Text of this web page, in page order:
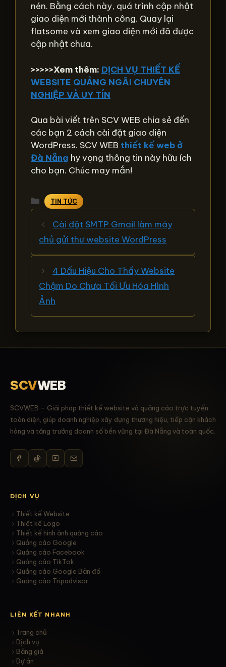
nén. Bằng cách này, quá trình cập nhật
giao diện mới thành công. Quay lại
flatsome và xem giao diện mới đã được
cập nhật chưa.
>>>>>Xem thêm: DỊCH VỤ THIẾT KẾ
WEBSITE QUẢNG NGÃI CHUYÊN
NGHIỆP VÀ UY TÍN
Qua bài viết trên SCV WEB chia sẻ đến
các bạn 2 cách cài đặt giao diện
WordPress. SCV WEB thiết kế web ở
Đà Nẵng hy vọng thông tin này hữu ích
cho bạn. Chúc may mắn!
Danh
mục
TIN TỨC
Cài đặt SMTP Gmail làm máy
chủ gửi thư website WordPress
4 Dấu Hiệu Cho Thấy Website
Chậm Do Chưa Tối Ưu Hóa Hình
Ảnh
SCVWEB
SCVWEB – Giải pháp thiết kế website và quảng cáo trực tuyến
toàn diện, giúp doanh nghiệp xây dựng thương hiệu, tiếp cận khách
hàng và tăng trưởng doanh số bền vững tại Đà Nẵng và toàn quốc.
DỊCH VỤ
Thiết kế Website
Thiết kế Logo
Thiết kế hình ảnh quảng cáo
Quảng cáo Google
Quảng cáo Facebook
Quảng cáo TikTok
Quảng cáo Google Bản đồ
Quảng cáo Tripadvisor
LIÊN KẾT NHANH
Trang chủ
Dịch vụ
Bảng giá
Dự án